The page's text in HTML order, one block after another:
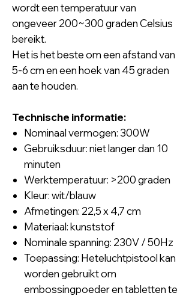
wordt een temperatuur van
ongeveer 200~300 graden Celsius
bereikt.
Het is het beste om een afstand van
5-6 cm en een hoek van 45 graden
aan te houden.
Technische informatie:
Nominaal vermogen: 300W
Gebruiksduur: niet langer dan 10
minuten
Werktemperatuur: >200 graden
Kleur: wit/blauw
Afmetingen: 22,5 x 4,7 cm
Materiaal: kunststof
Nominale spanning: 230V / 50Hz
Toepassing: Heteluchtpistool kan
worden gebruikt om
embossingpoeder en tabletten te